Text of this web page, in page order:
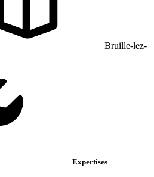
Bruille-lez-
Expertises